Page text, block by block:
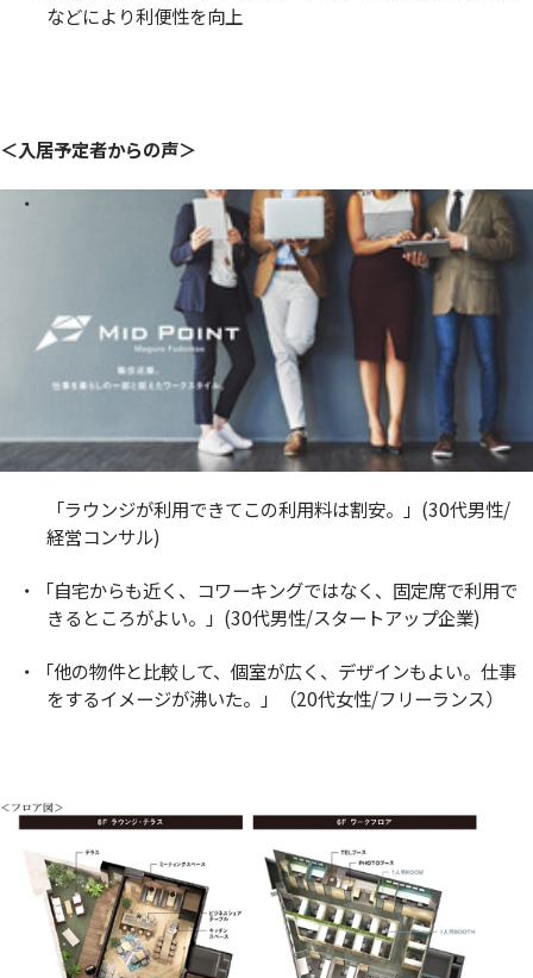
などにより利便性を向上
＜入居予定者からの声＞
・
「ラウンジが利用できてこの利用料は割安。」(30代男性/
経営コンサル)
・「自宅からも近く、コワーキングではなく、固定席で利用で
きるところがよい。」(30代男性/スタートアップ企業)
・「他の物件と比較して、個室が広く、デザインもよい。仕事
をするイメージが沸いた。」（20代女性/フリーランス）